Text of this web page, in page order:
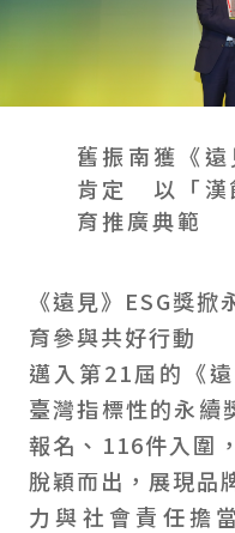
利害
全台
客服
會員
舊振南獲《
肯定 以「漢
育推廣典範
《遠見》ESG獎
育參與共好行動
邁入第21屆的《
臺灣指標性的永續
報名、116件入圍
脫穎而出，展現品
力與社會責任擔